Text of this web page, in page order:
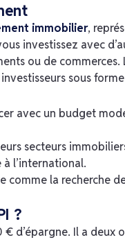
immobilier,
investissez avec
ou de
sous
avec un budget
secteurs
l’international.
comme la recherche
?
d’épargne. Il a deux